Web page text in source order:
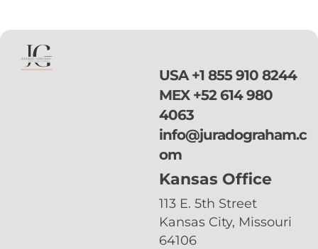
redadas y detenciones han aumentado, y el
fantasma de la deportación está allí, […]
USA +1 855 910 8244
MEX +52 614 980
4063
info@juradograham.c
om
Kansas Office
113 E. 5th Street
Kansas City, Missouri
64106